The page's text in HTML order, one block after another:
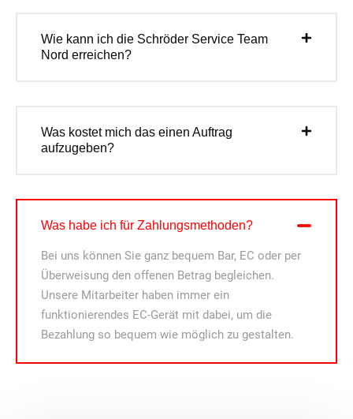
Wie kann ich die Schröder Service Team
Nord erreichen?
Was kostet mich das einen Auftrag
aufzugeben?
Was habe ich für Zahlungsmethoden?
Bei uns können Sie ganz bequem Bar, EC oder per
Überweisung den offenen Betrag begleichen.
Unsere Mitarbeiter haben immer ein
funktionierendes EC-Gerät mit dabei, um die
Bezahlung so bequem wie möglich zu gestalten.